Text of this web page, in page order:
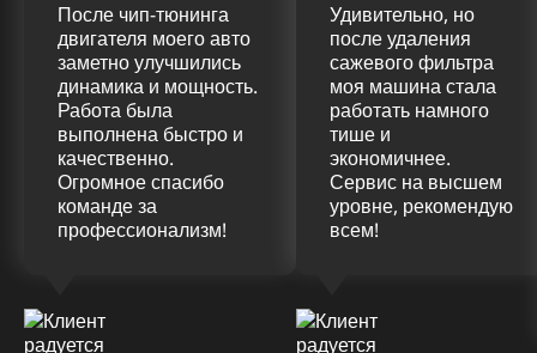
После чип-тюнинга
двигателя моего авто
заметно улучшились
динамика и мощность.
Работа была
выполнена быстро и
качественно.
Огромное спасибо
команде за
профессионализм!
Удивительно, но
после удаления
сажевого фильтра
моя машина стала
работать намного
тише и
экономичнее.
Сервис на высшем
уровне, рекомендую
всем!